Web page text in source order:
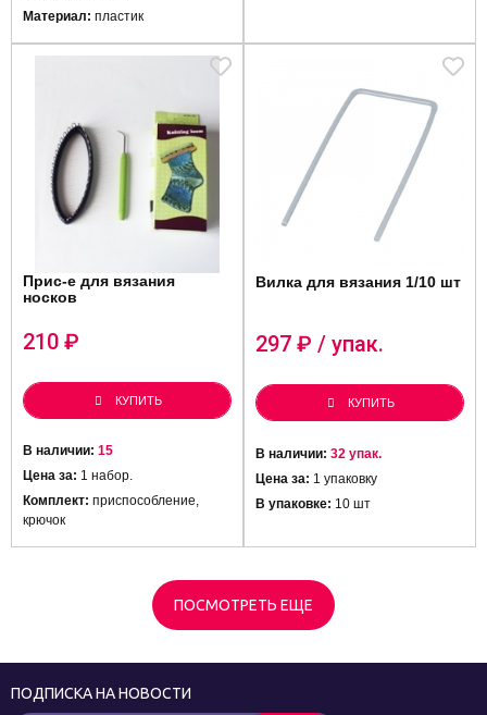
Материал: пластик
Прис-е для вязания
носков
210 ₽
КУПИТЬ
В наличии: 15
Цена за: 1 набор.
Комплект: приспособление,
крючок
Вилка для вязания 1/10 шт
297 ₽ / упак.
КУПИТЬ
В наличии: 32 упак.
Цена за: 1 упаковку
В упаковке: 10 шт
ПОСМОТРЕТЬ ЕЩЕ
ПОДПИСКА НА НОВОСТИ